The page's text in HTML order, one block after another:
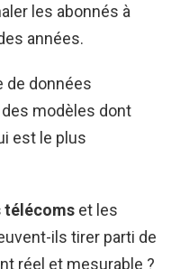
les abonnés à
années.
de données
modèles dont
est le plus
télécoms et les
ils tirer parti de
réel et mesurable ?